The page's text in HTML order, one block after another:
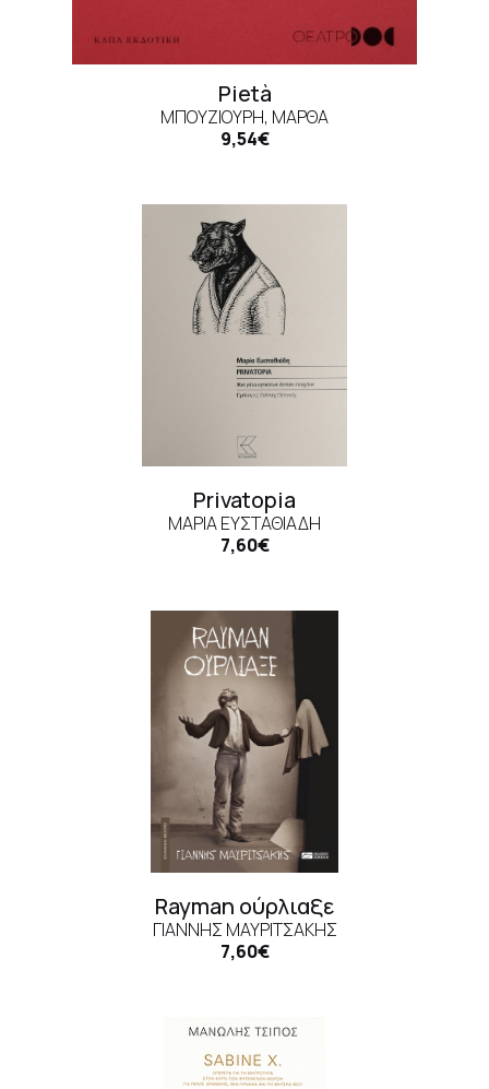
Pietà
ΜΠΟΥΖΙΟΎΡΗ, ΜΆΡΘΑ
9,54€
Privatopia
ΜΑΡΊΑ ΕΥΣΤΑΘΙΆΔΗ
7,60€
Rayman ούρλιαξε
ΓΙΆΝΝΗΣ ΜΑΥΡΙΤΣΆΚΗΣ
7,60€